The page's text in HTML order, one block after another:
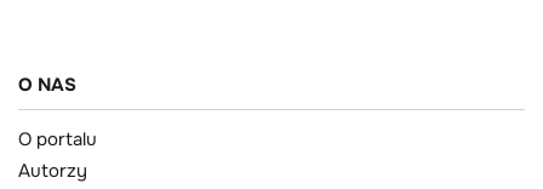
O NAS
O portalu
Autorzy